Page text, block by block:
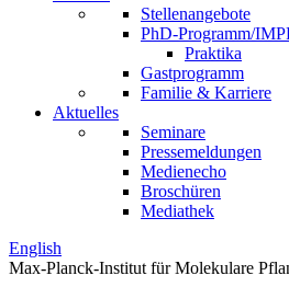
Stellenangebote
PhD-Programm/
Praktika
Gastprogramm
Familie & Karriere
Aktuelles
Seminare
Pressemeldungen
Medienecho
Broschüren
Mediathek
English
Max-Planck-Institut für Molekulare